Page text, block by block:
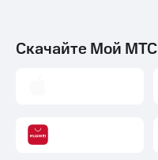
Скачайте Мой МТС